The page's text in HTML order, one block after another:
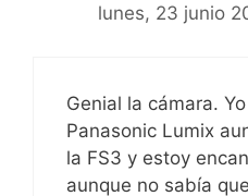
lunes, 23 junio
Genial la cámara.
Panasonic Lumix
la FS3 y estoy
aunque no sabía